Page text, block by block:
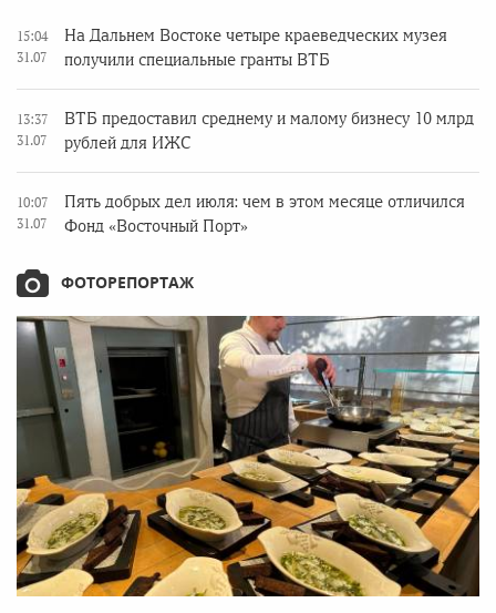
15:04
31.07
На Дальнем Востоке четыре краеведческих музея
получили специальные гранты ВТБ
13:37
31.07
ВТБ предоставил среднему и малому бизнесу 10 млрд
рублей для ИЖС
10:07
31.07
Пять добрых дел июля: чем в этом месяце отличился
Фонд «Восточный Порт»
ФОТОРЕПОРТАЖ